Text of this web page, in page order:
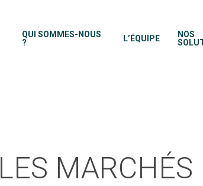
QUI SOMMES-NOUS
?
L’ÉQUIPE
NOS
LES MARCHÉS